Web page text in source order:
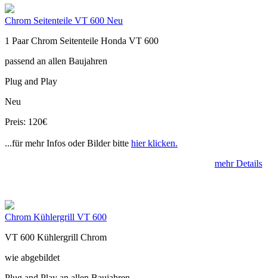
Chrom Seitenteile VT 600 Neu
1 Paar Chrom Seitenteile Honda VT 600
passend an allen Baujahren
Plug and Play
Neu
Preis: 120€
...für mehr Infos oder Bilder bitte hier klicken.
mehr Details
Chrom Kühlergrill VT 600
VT 600 Kühlergrill Chrom
wie abgebildet